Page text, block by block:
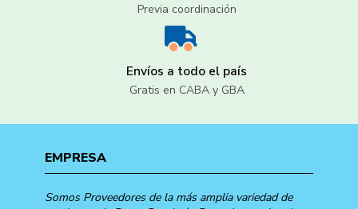
Previa coordinación
Envíos a todo el país
Gratis en CABA y GBA
EMPRESA
Somos Proveedores de la más amplia variedad de